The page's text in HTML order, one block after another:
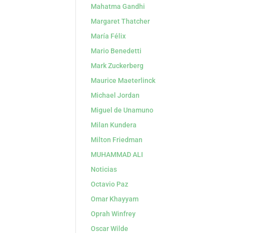
Mahatma Gandhi
Margaret Thatcher
María Félix
Mario Benedetti
Mark Zuckerberg
Maurice Maeterlinck
Michael Jordan
Miguel de Unamuno
Milan Kundera
Milton Friedman
MUHAMMAD ALI
Noticias
Octavio Paz
Omar Khayyam
Oprah Winfrey
Oscar Wilde